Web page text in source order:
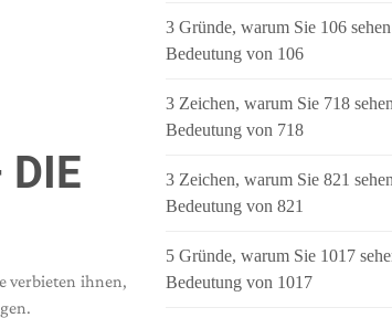
DIE
verbieten ihnen,
3 Gründe, warum Sie 106
Bedeutung von 106
3 Zeichen, warum Sie 718
Bedeutung von 718
3 Zeichen, warum Sie 821
Bedeutung von 821
5 Gründe, warum Sie 1017
Bedeutung von 1017